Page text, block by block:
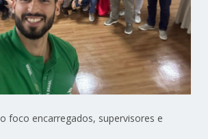
foco encarregados, supervisores e